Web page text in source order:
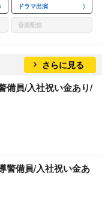
ドラマ出演
音楽配信
さらに見る
備員/入社祝い金あり/
警備員/入社祝い金あ